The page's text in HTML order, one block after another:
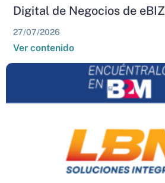
Digital de Negocios de eBIZ
27/07/2026
Ver contenido